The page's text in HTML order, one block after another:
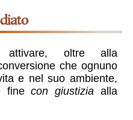
oltre alla
che ognuno
e nel suo ambiente,
finecon giustizia alla